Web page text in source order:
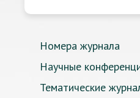
Номера журнала
Научные
Тематические